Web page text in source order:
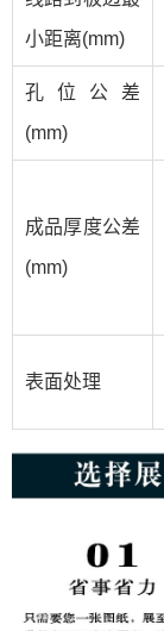
小距离(mm)
孔位公差
(mm)
成品厚度公差
(mm)
表面处理